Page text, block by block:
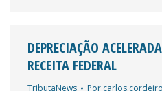
DEPRECIAÇÃO
RECEITA FEDERAL
TributaNews Por carlos.cordeiro